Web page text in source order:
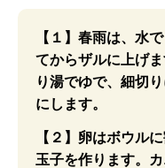
【１】春雨は、水
てからザルに上げ
り湯でゆで、細切
にします。
【２】卵はボウル
玉子を作ります。